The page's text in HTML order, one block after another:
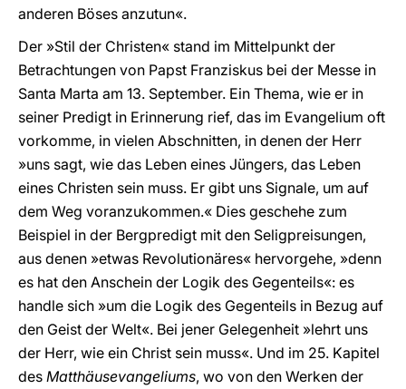
anderen Böses anzutun«.
Der »Stil der Christen« stand im Mittelpunkt der
Betrachtungen von Papst Franziskus bei der Messe in
Santa Marta am 13. September. Ein Thema, wie er in
seiner Predigt in Erinnerung rief, das im Evangelium oft
vorkomme, in vielen Abschnitten, in denen der Herr
»uns sagt, wie das Leben eines Jüngers, das Leben
eines Christen sein muss. Er gibt uns Signale, um auf
dem Weg voranzukommen.« Dies geschehe zum
Beispiel in der Bergpredigt mit den Seligpreisungen,
aus denen »etwas Revolutionäres« hervorgehe, »denn
es hat den Anschein der Logik des Gegenteils«: es
handle sich »um die Logik des Gegenteils in Bezug auf
den Geist der Welt«. Bei jener Gelegenheit »lehrt uns
der Herr, wie ein Christ sein muss«. Und im 25. Kapitel
des Matthäusevangeliums, wo von den Werken der